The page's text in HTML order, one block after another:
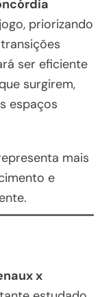
priorizando
ser eficiente
surgirem,
espaços
mais
e
x